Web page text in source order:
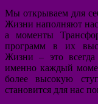
Мы открываем для
Жизни наполняют нас
а моменты
программ в их
Жизни – это
именно каждый
более высокую
становится для нас